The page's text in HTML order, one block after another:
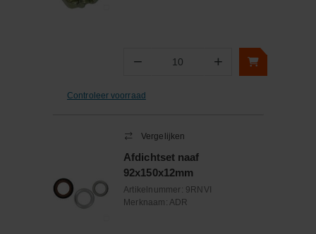
− Aantal +
Controleer voorraad
Vergelijken
Afdichtset naaf
92x150x12mm
Artikelnummer: 9RNVI
Merknaam: ADR